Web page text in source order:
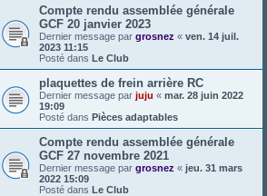
Compte rendu assemblée générale
GCF 20 janvier 2023
Dernier message par grosnez « ven. 14 juil.
2023 11:15
Posté dans Le Club
plaquettes de frein arrière RC
Dernier message par juju « mar. 28 juin 2022
19:09
Posté dans Pièces adaptables
Compte rendu assemblée générale
GCF 27 novembre 2021
Dernier message par grosnez « jeu. 31 mars
2022 15:09
Posté dans Le Club